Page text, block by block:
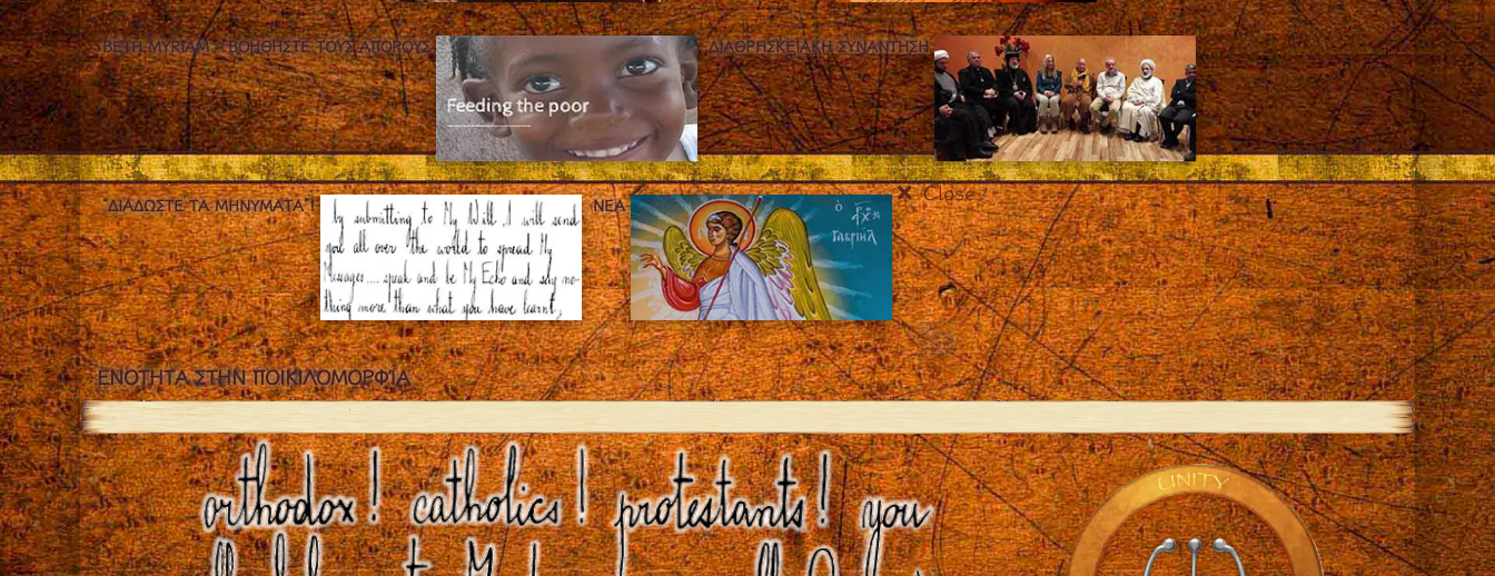
BETH MYRIAM – ΒΟΗΘΉΣΤΕ ΤΟΥΣ ΆΠΟΡΟΥΣ ΔΙΑΘΡΗΣΚΕΙΑΚΉ ΣΥΝΆΝΤΗΣΗ
“ΔΙΑΔΏΣΤΕ ΤΑ ΜΗΝΎΜΑΤΑ”! ΝΈΑ Close
ΕΝOΤΗΤΑ ΣΤΗΝ ΠΟΙΚΙΛΟΜΟΡΦΊΑ